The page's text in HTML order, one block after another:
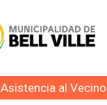
Asistencia al Vecino